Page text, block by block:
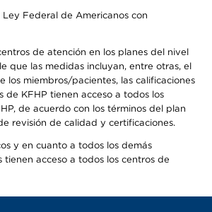
Federal de Americanos con
de atención en los planes del nivel
que las medidas incluyan, entre otras, el
los miembros/pacientes, las calificaciones
KFHP tienen acceso a todos los
de acuerdo con los términos del plan
revisión de calidad y certificaciones.
y en cuanto a todos los demás
acceso a todos los centros de